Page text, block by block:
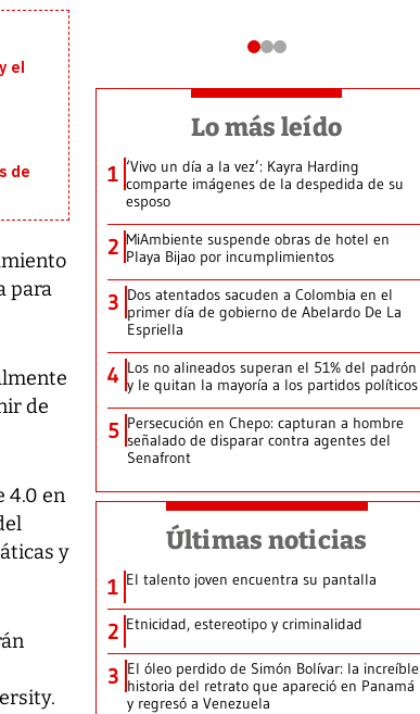
el
de
para
de
4.0 en
y
Lo más leído
1 ‘Vivo un día a la vez’: Kayra Harding
comparte imágenes de la despedida de su
esposo
2 MiAmbiente suspende obras de hotel en
Playa Bijao por incumplimientos
3 Dos atentados sacuden a Colombia en el
primer día de gobierno de Abelardo De La
Espriella
4 Los no alineados superan el 51% del padrón
y le quitan la mayoría a los partidos políticos
5 Persecución en Chepo: capturan a hombre
señalado de disparar contra agentes del
Senafront
Últimas noticias
1 El talento joven encuentra su pantalla​
2 Etnicidad, estereotipo y criminalidad
3 El óleo perdido de Simón Bolívar: la increíble
historia del retrato que apareció en Panamá
y regresó a Venezuela